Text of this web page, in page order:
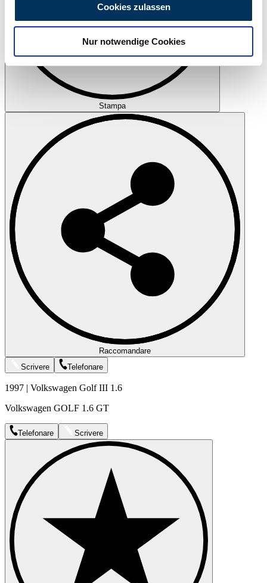
analysieren. Außerdem geben wir Informationen zu Ihrer
Verwendung unserer Website an unsere Partner für
soziale Medien, Werbung und Analysen weiter. Unsere
Partner führen diese Informationen möglicherweise mit
weiteren Daten zusammen, die Sie ihnen bereitgestellt
haben oder die sie im Rahmen Ihrer Nutzung der Dienste
gesammelt haben.Datenschutzerklärung
Cookies zulassen
Nur notwendige Cookies
Stampa
Raccomandare
Scrivere
Telefonare
1997 | Volkswagen Golf III 1.6
Volkswagen GOLF 1.6 GT
Telefonare Scrivere